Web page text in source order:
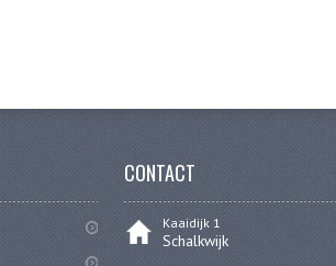
CONTACT
Kaaidijk 1
Schalkwijk